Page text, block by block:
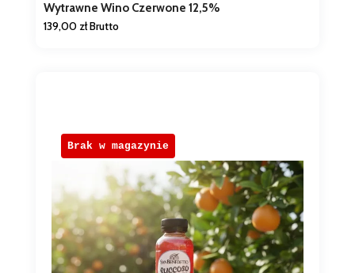
Wytrawne Wino Czerwone 12,5%
139,00 złBrutto
Brak w magazynie